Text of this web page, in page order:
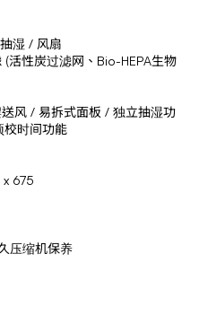
湿 / 风扇
(活性炭过滤网、Bio-HEPA生物
风 / 易拆式面板 / 独立抽湿功
时间功能
675
压缩机保养